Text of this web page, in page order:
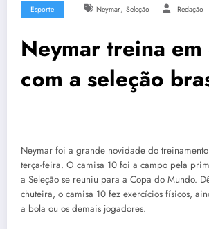
Esporte Neymar, Seleção Redação
Neymar treina em
com a seleção
Neymar foi a grande novidade do
terça-feira. O camisa 10 foi a campo pela
a Seleção se reuniu para a Copa do Mundo.
chuteira, o camisa 10 fez exercícios físicos,
a bola ou os demais jogadores.